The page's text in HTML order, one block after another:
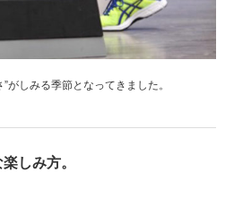
がしみる季節となってきました。
しみ方。